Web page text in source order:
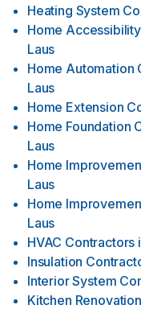
Heating System
Home
Laus
Home Automation
Laus
Home Extension
Home Foundation
Laus
Home
Laus
Home
Laus
HVAC Contractors
Insulation
Interior System
Kitchen